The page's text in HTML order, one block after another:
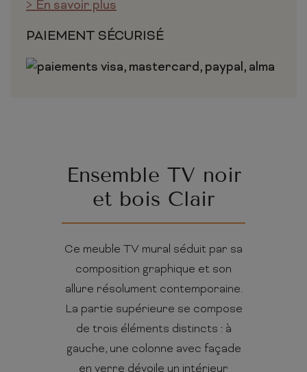
> En savoir plus
PAIEMENT SÉCURISÉ
Ensemble TV noir
et bois Clair
Ce meuble TV mural séduit par sa
composition graphique et son
allure résolument contemporaine.
La partie supérieure se compose
de trois éléments distincts : à
gauche, une colonne avec façade